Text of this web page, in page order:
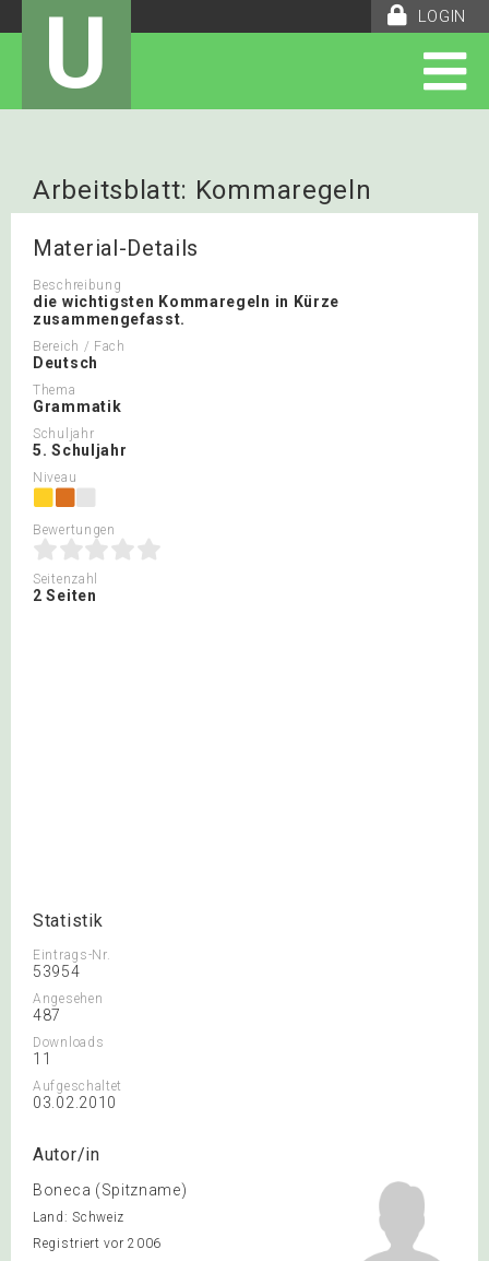
LOGIN
U
Arbeitsblatt: Kommaregeln
Material-Details
Beschreibung
die wichtigsten Kommaregeln in Kürze
zusammengefasst.
Bereich / Fach
Deutsch
Thema
Grammatik
Schuljahr
5. Schuljahr
Niveau
Bewertungen
Seitenzahl
2 Seiten
Statistik
Eintrags-Nr.
53954
Angesehen
487
Downloads
11
Aufgeschaltet
03.02.2010
Autor/in
Boneca (Spitzname)
Land: Schweiz
Registriert vor 2006